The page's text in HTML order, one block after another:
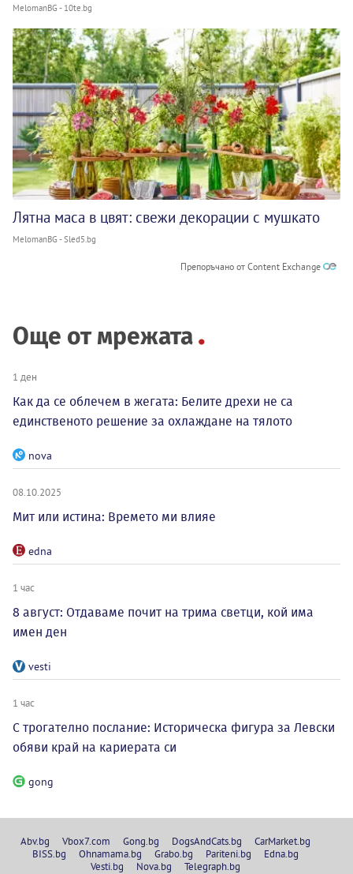
MelomanBG - 10te.bg
Лятна маса в цвят: свежи декорации с мушкато
MelomanBG - Sled5.bg
Препоръчано от Content Exchange
Още от мрежата
1 ден
Как да се облечем в жегата: Белите дрехи не са
единственото решение за охлаждане на тялото
nova
08.10.2025
Мит или истина: Времето ми влияе
edna
1 час
8 август: Отдаваме почит на трима светци, кой има
имен ден
vesti
1 час
С трогателно послание: Историческа фигура за Левски
обяви край на кариерата си
gong
Abv.bg Vbox7.com Gong.bg DogsAndCats.bg
CarMarket.bg
BISS.bg
Ohnamama.bg Grabo.bg Pariteni.bg
Edna.bg
Vesti.bg
Nova.bg Telegraph.bg